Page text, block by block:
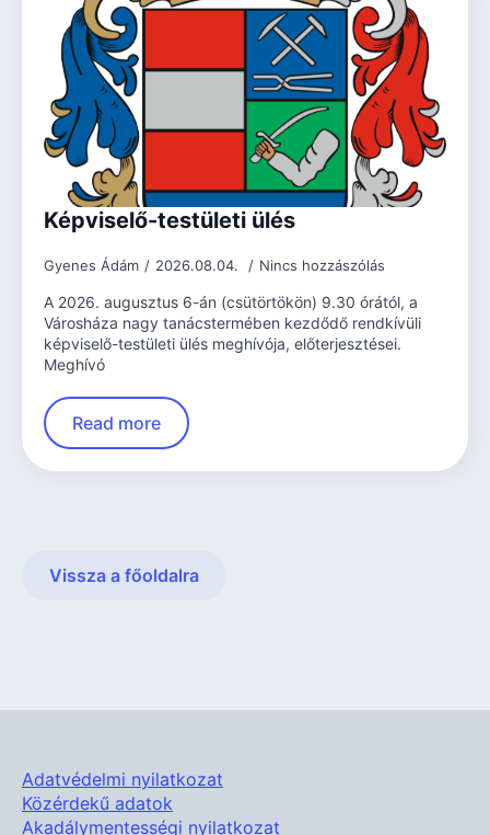
Képviselő-testületi ülés
Gyenes Ádám 2026.08.04. Nincs hozzászólás
A 2026. augusztus 6-án (csütörtökön) 9.30 órától, a
Városháza nagy tanácstermében kezdődő rendkívüli
képviselő-testületi ülés meghívója, előterjesztései.
Meghívó
Read more
Vissza a főoldalra
Adatvédelmi nyilatkozat
Közérdekű adatok
Akadálymentességi nyilatkozat